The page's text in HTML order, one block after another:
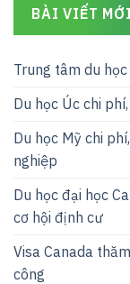
BÀI VIẾT
Trung tâm du
Du học Úc chi
Du học Mỹ chi
nghiệp
Du học đại học
cơ hội định cư
Visa Canada
công